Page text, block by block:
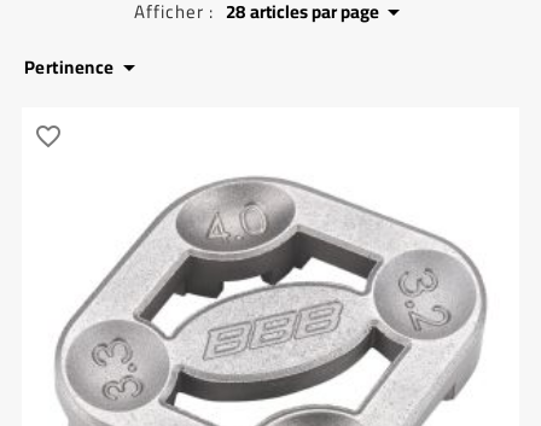
Afficher : 28articles par page
Pertinence 
favorite_border